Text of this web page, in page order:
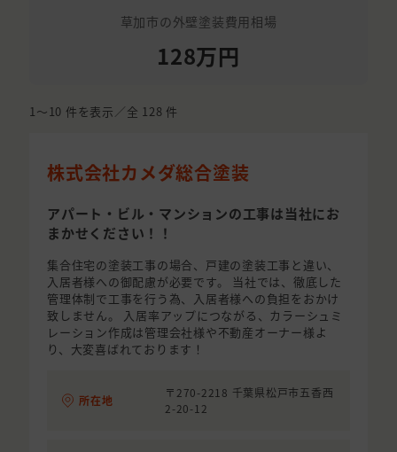
草加市の外壁塗装費用相場
128万円
1〜10 件を表示／全 128 件
株式会社カメダ総合塗装
アパート・ビル・マンションの工事は当社にお
まかせください！！
集合住宅の塗装工事の場合、戸建の塗装工事と違い、
入居者様への御配慮が必要です。 当社では、徹底した
管理体制で工事を行う為、入居者様への負担をおかけ
致しません。 入居率アップにつながる、カラーシュミ
レーション作成は管理会社様や不動産オーナー様よ
り、大変喜ばれております！
所在地
〒270-2218 千葉県松戸市五香西
2-20-12